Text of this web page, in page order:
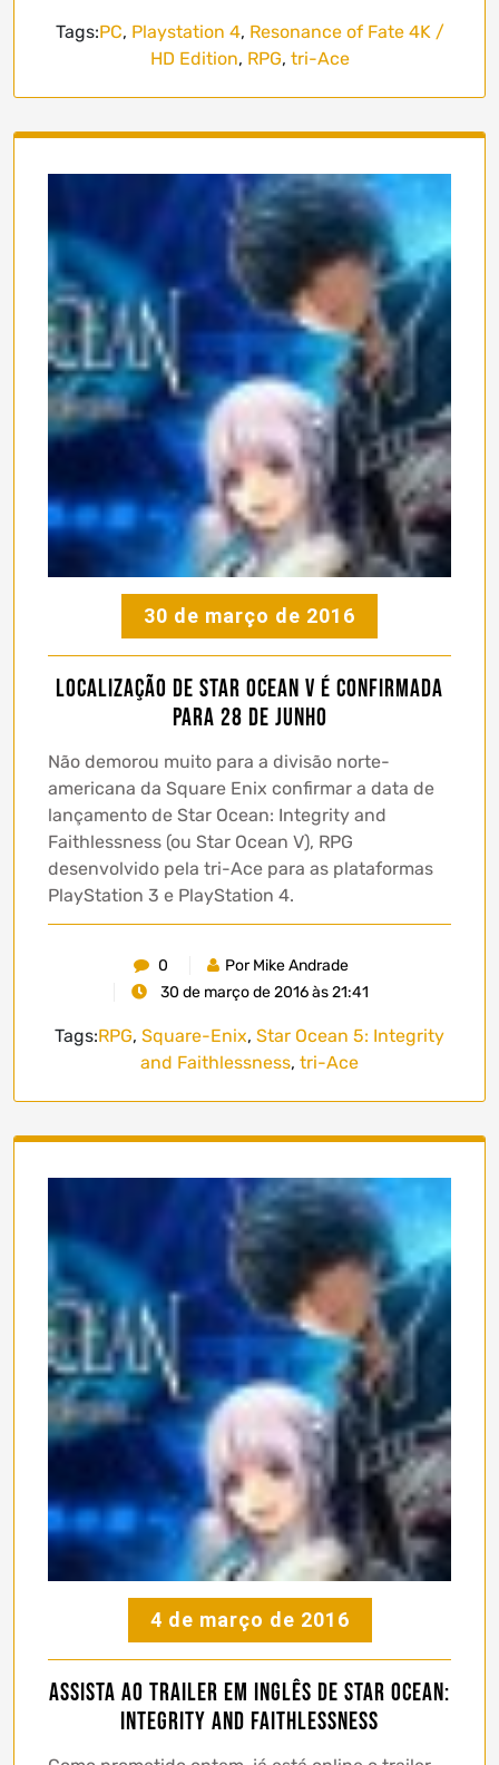
Tags:PC, Playstation 4, Resonance of Fate 4K /
HD Edition, RPG, tri-Ace
30 de março de 2016
Localização de Star Ocean V é confirmada
para 28 de Junho
Não demorou muito para a divisão norte-
americana da Square Enix confirmar a data de
lançamento de Star Ocean: Integrity and
Faithlessness (ou Star Ocean V), RPG
desenvolvido pela tri-Ace para as plataformas
PlayStation 3 e PlayStation 4.
0
Por Mike Andrade
30 de março de 2016 às 21:41
Tags:RPG, Square-Enix, Star Ocean 5: Integrity
and Faithlessness, tri-Ace
4 de março de 2016
Assista ao trailer em inglês de Star Ocean:
Integrity and Faithlessness